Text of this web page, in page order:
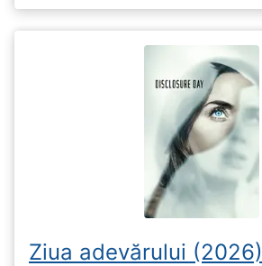
Ziua adevărului (2026)